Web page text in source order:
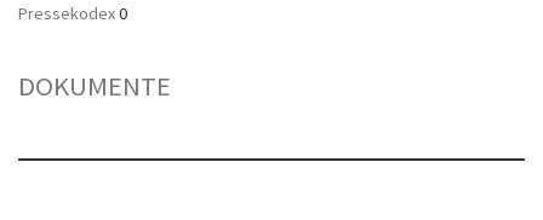
Pressekodex0
DOKUMENTE